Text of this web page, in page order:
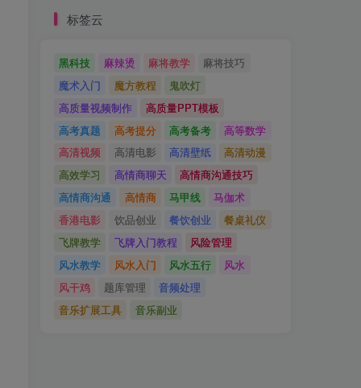
标签云
黑科技 麻辣烫 麻将教学
麻将技巧
魔术入门
魔方教程
鬼吹灯
高质量视频制作
高质量PPT模板
高考真题
高考提分 高考备考
高等数学
高清视频
高清电影 高清壁纸
高清动漫
高效学习
高情商聊天
高情商沟通技巧
高情商沟通
高情商 马甲线
马伽术
香港电影
饮品创业 餐饮创业
餐桌礼仪
飞牌教学
飞牌入门教程
风险管理
风水教学
风水入门 风水五行
风水
风干鸡
题库管理
音频处理
音乐扩展工具
音乐副业